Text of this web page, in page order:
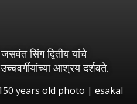
सिंग द्वितीय यांचे
आश्रय दर्शवते.
years old photo | esakal